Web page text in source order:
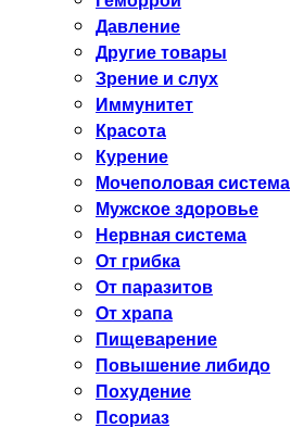
Давление
Другие товары
Зрение и слух
Иммунитет
Красота
Курение
Мочеполовая система
Мужское здоровье
Нервная система
От грибка
От паразитов
От храпа
Пищеварение
Повышение либидо
Похудение
Псориаз